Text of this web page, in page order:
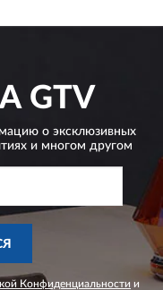
GTV
о эксклюзивных
и многом другом
Конфиденциальности и